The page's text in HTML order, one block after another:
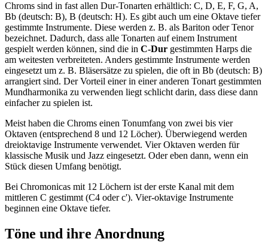
Chroms sind in fast allen Dur-Tonarten erhältlich: C, D, E, F, G, A,
Bb (deutsch: B), B (deutsch: H). Es gibt auch um eine Oktave tiefer
gestimmte Instrumente. Diese werden z. B. als Bariton oder Tenor
bezeichnet. Dadurch, dass alle Tonarten auf einem Instrument
gespielt werden können, sind die in C-Dur gestimmten Harps die
am weitesten verbreiteten. Anders gestimmte Instrumente werden
eingesetzt um z. B. Bläsersätze zu spielen, die oft in Bb (deutsch: B)
arrangiert sind. Der Vorteil einer in einer anderen Tonart gestimmten
Mundharmonika zu verwenden liegt schlicht darin, dass diese dann
einfacher zu spielen ist.
Meist haben die Chroms einen Tonumfang von zwei bis vier
Oktaven (entsprechend 8 und 12 Löcher). Überwiegend werden
dreioktavige Instrumente verwendet. Vier Oktaven werden für
klassische Musik und Jazz eingesetzt. Oder eben dann, wenn ein
Stück diesen Umfang benötigt.
Bei Chromonicas mit 12 Löchern ist der erste Kanal mit dem
mittleren C gestimmt (C4 oder c'). Vier-oktavige Instrumente
beginnen eine Oktave tiefer.
Töne und ihre Anordnung